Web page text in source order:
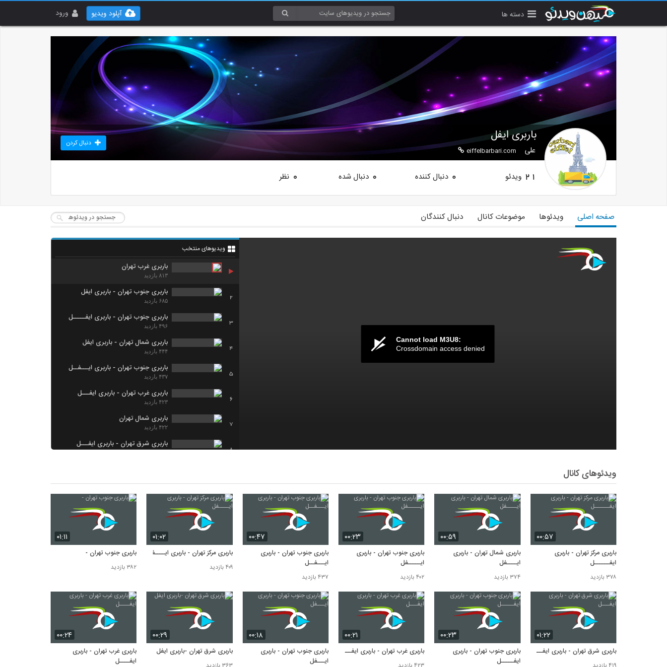
دسته ها ورود آپلود ویدیو
باربری ایفل
علی eiffelbarbari.com
دنبال کردن
21 ویدئو 0 دنبال کننده 0 دنبال شده 0 نظر
صفحه اصلی ویدئوها موضوعات کانال دنبال کنندگان
Cannot load M3U8:
Crossdomain access denied
ویدیوهای منتخب
باربری غرب تهران
۸۱۳ بازدید
2
باربری جنوب تهران - باربری ایفل
۶۸۵ بازدید
3
باربری جنوب تهران - باربری ایفـــــل
۴۹۶ بازدید
4
باربری شمال تهران - باربری ایفل
۴۴۴ بازدید
5
باربری جنوب تهران - باربری ایـــفــل
۴۳۷ بازدید
6
باربری غرب تهران - باربری ایفـــل
۴۲۳ بازدید
7
باربری شمال تهران
۴۲۲ بازدید
8
باربری شرق تهران - باربری ایفـــل
10
باربری شرق تهران - باربری ایفل
ویدئوهای کانال
۰۰:۵۷
باربری مرکز تهران - باربری
ایفــــــل
۳۷۸ بازدید
۰۰:۵۹
باربری شمال تهران - باربری
ایــــفل
۳۷۴ بازدید
۰۰:۲۳
باربری جنوب تهران - باربری
ایـــــفل
۴۰۲ بازدید
۰۰:۴۷
باربری جنوب تهران - باربری
ایـــفــل
۴۳۷ بازدید
۰۱:۰۲
باربری مرکز تهران - باربری ایــــفل
۴۰۹ بازدید
۰۱:۱۱
باربری جنوب تهران -
۳۸۲ بازدید
۰۱:۲۲
باربری شرق تهران - باربری ایفـــل
۰۰:۲۳
باربری جنوب تهران - باربری
ایفـــــل
۰۰:۲۱
باربری غرب تهران - باربری ایفـــل
۰۰:۱۸
باربری جنوب تهران - باربری
ایـــفل
۰۰:۲۹
باربری شرق تهران -باربری ایفل
۰۰:۲۴
باربری غرب تهران - باربری
ایفــــل